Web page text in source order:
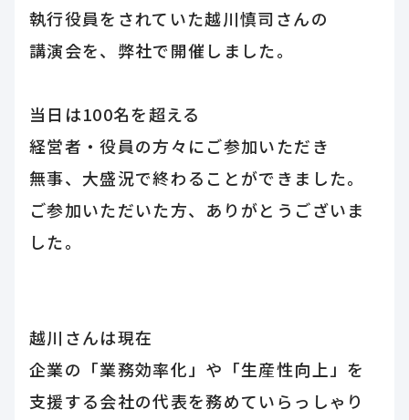
執行役員をされていた越川慎司さんの
講演会を、弊社で開催しました。
当日は100名を超える
経営者・役員の方々にご参加いただき
無事、大盛況で終わることができました。
ご参加いただいた方、ありがとうございま
した。
越川さんは現在
企業の「業務効率化」や「生産性向上」を
支援する会社の代表を務めていらっしゃり